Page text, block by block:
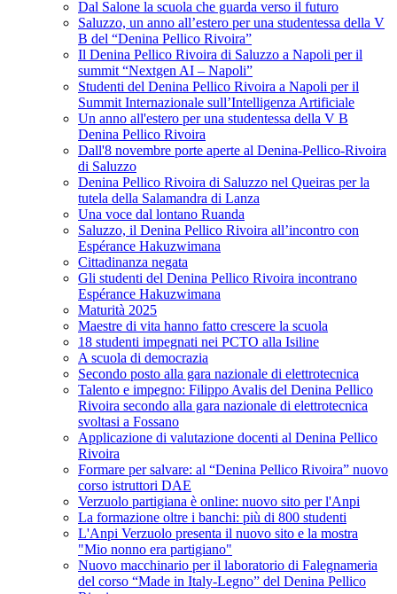
Dal Salone la scuola che guarda verso il futuro
Saluzzo, un anno all’estero per una studentessa della V
B del “Denina Pellico Rivoira”
Il Denina Pellico Rivoira di Saluzzo a Napoli per il
summit “Nextgen AI – Napoli”
Studenti del Denina Pellico Rivoira a Napoli per il
Summit Internazionale sull’Intelligenza Artificiale
Un anno all'estero per una studentessa della V B
Denina Pellico Rivoira
Dall'8 novembre porte aperte al Denina-Pellico-Rivoira
di Saluzzo
Denina Pellico Rivoira di Saluzzo nel Queiras per la
tutela della Salamandra di Lanza
Una voce dal lontano Ruanda
Saluzzo, il Denina Pellico Rivoira all’incontro con
Espérance Hakuzwimana
Cittadinanza negata
Gli studenti del Denina Pellico Rivoira incontrano
Espérance Hakuzwimana
Maturità 2025
Maestre di vita hanno fatto crescere la scuola
18 studenti impegnati nei PCTO alla Isiline
A scuola di democrazia
Secondo posto alla gara nazionale di elettrotecnica
Talento e impegno: Filippo Avalis del Denina Pellico
Rivoira secondo alla gara nazionale di elettrotecnica
svoltasi a Fossano
Applicazione di valutazione docenti al Denina Pellico
Rivoira
Formare per salvare: al “Denina Pellico Rivoira” nuovo
corso istruttori DAE
Verzuolo partigiana è online: nuovo sito per l'Anpi
La formazione oltre i banchi: più di 800 studenti
L'Anpi Verzuolo presenta il nuovo sito e la mostra
"Mio nonno era partigiano"
Nuovo macchinario per il laboratorio di Falegnameria
del corso “Made in Italy-Legno” del Denina Pellico